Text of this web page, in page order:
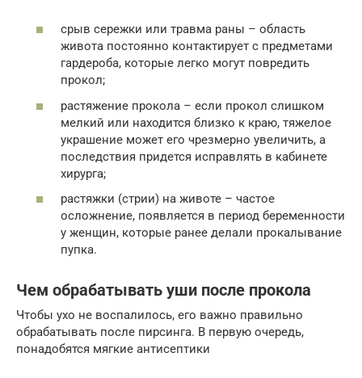
срыв сережки или травма раны – область
живота постоянно контактирует с предметами
гардероба, которые легко могут повредить
прокол;
растяжение прокола – если прокол слишком
мелкий или находится близко к краю, тяжелое
украшение может его чрезмерно увеличить, а
последствия придется исправлять в кабинете
хирурга;
растяжки (стрии) на животе – частое
осложнение, появляется в период беременности
у женщин, которые ранее делали прокалывание
пупка.
Чем обрабатывать уши после прокола
Чтобы ухо не воспалилось, его важно правильно
обрабатывать после пирсинга. В первую очередь,
понадобятся мягкие антисептики